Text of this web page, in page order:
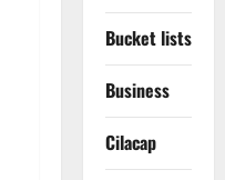
Bucket lists
Business
Cilacap